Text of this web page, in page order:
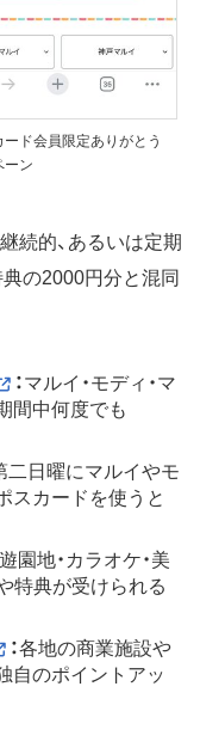
ード会員限定ありがとう
ーン
続的、あるいは定期
の2000円分と混同
：マルイ・モディ・マ
間中何度でも
二日曜にマルイやモ
スカードを使うと
園地・カラオケ・美
特典が受けられる
：各地の商業施設や
自のポイントアッ